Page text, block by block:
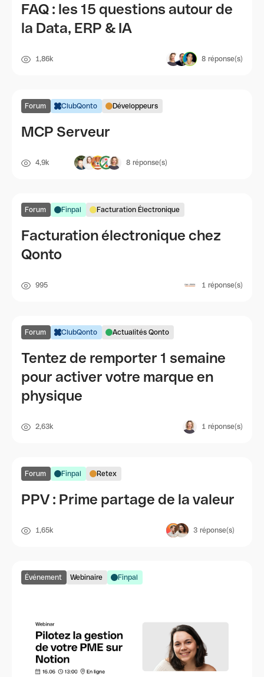
FAQ : les 15 questions autour de
la Data, ERP & IA
1,86k 8 réponse(s)
Forum ClubQonto Développeurs
MCP Serveur
4,9k 8 réponse(s)
Forum Finpal Facturation Électronique
Facturation électronique chez
Qonto
995 1 réponse(s)
Forum ClubQonto Actualités Qonto
Tentez de remporter 1 semaine
pour activer votre marque en
physique
2,63k 1 réponse(s)
Forum Finpal Retex
PPV : Prime partage de la valeur
1,65k 3 réponse(s)
Événement Webinaire Finpal